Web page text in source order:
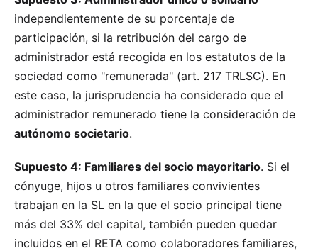
independientemente de su porcentaje de
participación, si la retribución del cargo de
administrador está recogida en los estatutos de la
sociedad como "remunerada" (art. 217 TRLSC). En
este caso, la jurisprudencia ha considerado que el
administrador remunerado tiene la consideración de
autónomo societario.
Supuesto 4: Familiares del socio mayoritario. Si el
cónyuge, hijos u otros familiares convivientes
trabajan en la SL en la que el socio principal tiene
más del 33% del capital, también pueden quedar
incluidos en el RETA como colaboradores familiares,